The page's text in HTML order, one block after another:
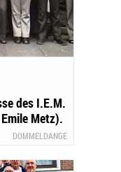
des I.E.M.
Metz).
DOMMELDANGE